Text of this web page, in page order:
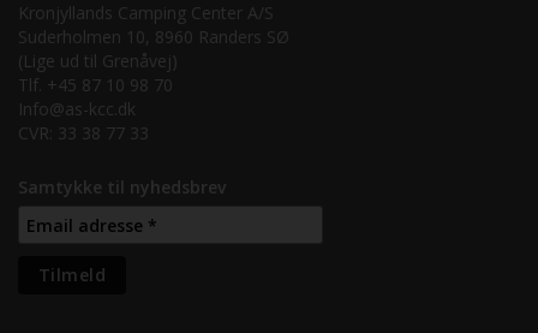
Kronjyllands Camping Center A/S
Suderholmen 10, 8960 Randers SØ
(Lige ud til Grenåvej)
Tlf. +45 87 10 98 70
Info@as-kcc.dk
CVR: 33 38 77 33
Samtykke til nyhedsbrev